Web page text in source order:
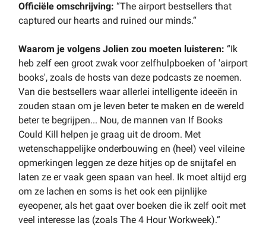
Officiële omschrijving: “The airport bestsellers that
captured our hearts and ruined our minds.“
Waarom je volgens Jolien zou moeten luisteren: “Ik
heb zelf een groot zwak voor zelfhulpboeken of 'airport
books', zoals de hosts van deze podcasts ze noemen.
Van die bestsellers waar allerlei intelligente ideeën in
zouden staan om je leven beter te maken en de wereld
beter te begrijpen... Nou, de mannen van If Books
Could Kill helpen je graag uit de droom. Met
wetenschappelijke onderbouwing en (heel) veel vileine
opmerkingen leggen ze deze hitjes op de snijtafel en
laten ze er vaak geen spaan van heel. Ik moet altijd erg
om ze lachen en soms is het ook een pijnlijke
eyeopener, als het gaat over boeken die ik zelf ooit met
veel interesse las (zoals The 4 Hour Workweek).“